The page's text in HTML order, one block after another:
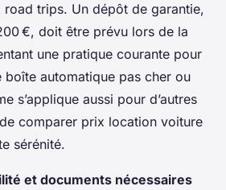
road trips. Un dépôt de garantie,
€, doit être prévu lors de la
une pratique courante pour
boîte automatique pas cher ou
s’applique aussi pour d’autres
comparer prix location voiture
sérénité.
et documents nécessaires